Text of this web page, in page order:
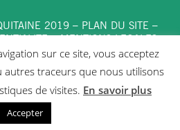
2019 – PLAN DU SITE–
–MENTIONS LEGALES
sur ce site, vous acceptez
autres traceurs que nous utilisons
de visites. En savoir plus
Accepter
Button